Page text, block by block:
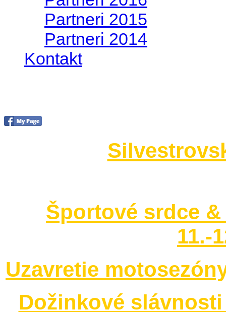
Partneri 2015
Partneri 2014
Kontakt
Športové srdce
11.-
Uzavretie
Dožinkové slávnosti